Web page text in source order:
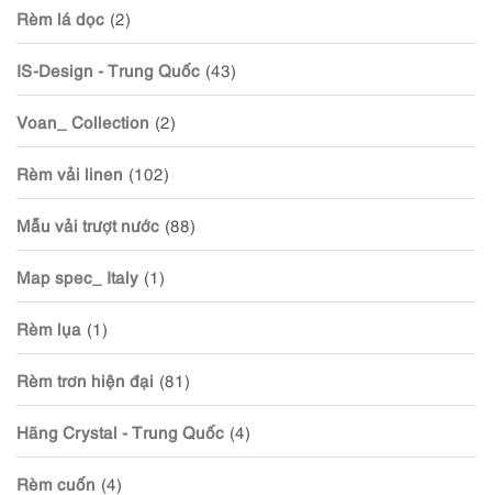
Rèm lá dọc (2)
IS-Design - Trung Quốc (43)
Voan_ Collection (2)
Rèm vải linen (102)
Mẫu vải trượt nước (88)
Map spec_ Italy (1)
Rèm lụa (1)
Rèm trơn hiện đại (81)
Hãng Crystal - Trung Quốc (4)
Rèm cuốn (4)